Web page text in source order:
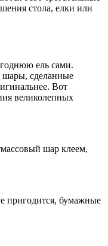
стола, елки или
ель сами.
сделанные
Вот
великолепных
шар клеем,
пригодится, бумажные